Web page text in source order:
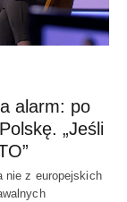
alarm: po
„Jeśli
nie z europejskich